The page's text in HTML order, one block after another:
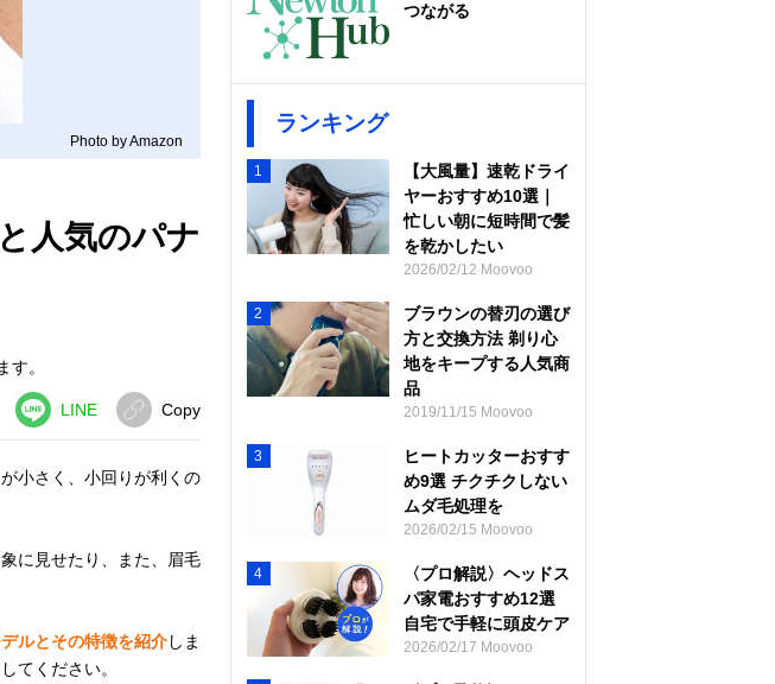
Photo by Amazon
人気のパナ
。
LINE Copy
小さく、小回りが利くの
に見せたり、また、眉毛
ルとその特徴を紹介しま
てください。
つながる
ランキング
1
【大風量】速乾ドライ
ヤーおすすめ10選｜
忙しい朝に短時間で髪
を乾かしたい
2026/02/12 Moovoo
2
ブラウンの替刃の選び
方と交換方法 剃り心
地をキープする人気商
品
2019/11/15 Moovoo
3
ヒートカッターおすす
め9選 チクチクしない
ムダ毛処理を
2026/02/15 Moovoo
4
〈プロ解説〉ヘッドス
パ家電おすすめ12選
自宅で手軽に頭皮ケア
2026/02/17 Moovoo